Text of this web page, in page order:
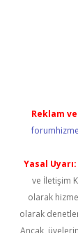
Reklam
Yasal Uyarı:
ve İletişim
olarak
olarak
Ancak,